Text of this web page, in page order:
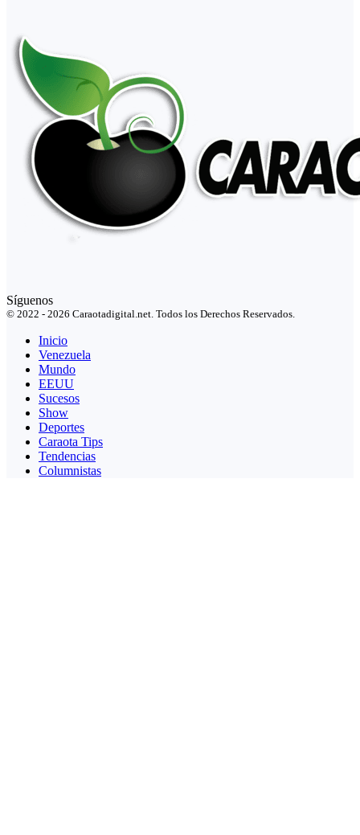
Síguenos
© 2022 - 2026 Caraotadigital.net. Todos los Derechos Reservados.
Inicio
Venezuela
Mundo
EEUU
Sucesos
Show
Deportes
Caraota Tips
Tendencias
Columnistas